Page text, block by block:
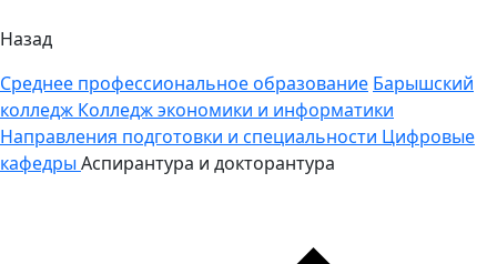
Назад
Среднее профессиональное образование Барышский
колледж Колледж экономики и информатики
Направления подготовки и специальности Цифровые
кафедры Аспирантура и докторантура